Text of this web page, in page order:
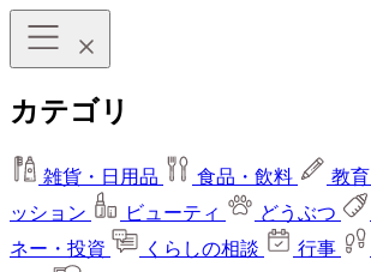
カテゴリ
雑貨・日用品 食品・飲料 教育
ッション
ビューティ どうぶつ
ネー・投資
くらしの相談 行事